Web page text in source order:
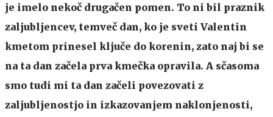
je imelo nekoč drugačen pomen. To ni bil praznik
zaljubljencev, temveč dan, ko je sveti Valentin
kmetom prinesel ključe do korenin, zato naj bi se
na ta dan začela prva kmečka opravila. A sčasoma
smo tudi mi ta dan začeli povezovati z
zaljubljenostjo in izkazovanjem naklonjenosti,